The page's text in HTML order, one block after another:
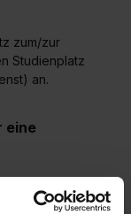
zum/zur
Studienplatz
an.
eine
ist,
und